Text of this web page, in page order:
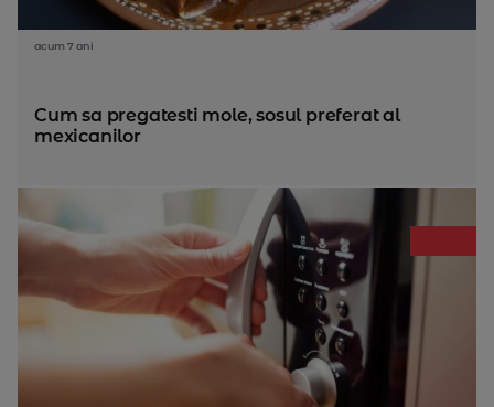
acum 7 ani
Cum sa pregatesti mole, sosul preferat al
mexicanilor